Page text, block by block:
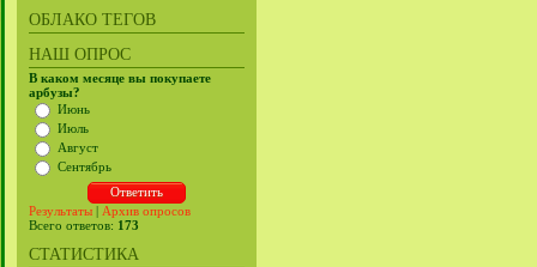
ОБЛАКО ТЕГОВ
НАШ ОПРОС
В каком месяце вы покупаете
арбузы?
Июнь
Июль
Август
Сентябрь
Результаты | Архив опросов
Всего ответов: 173
СТАТИСТИКА